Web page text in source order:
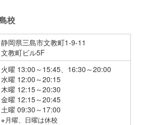
校
静岡県三島市文教町1-9-11
文教町ビル5F
火曜 13:00～15:45、16:30～20:00
水曜 12:00～20:15
木曜 12:15～20:30
金曜 12:15～20:45
土曜 09:30～17:00
※月曜、日曜は休校